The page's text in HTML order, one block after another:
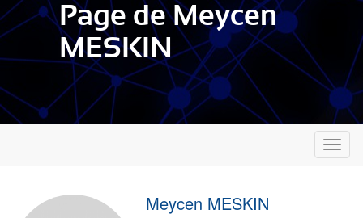
Page de Meycen
MESKIN
Meycen MESKIN